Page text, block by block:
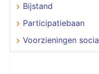
Bijstand
Participatiebaan
Voorzieningen